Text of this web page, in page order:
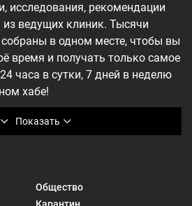
Показать
исследования, рекомендации
из ведущих клиник. Тысячи
собраны в одном месте, чтобы вы
время и получать только самое
часа в сутки, 7 дней в неделю
хабе!
Общество